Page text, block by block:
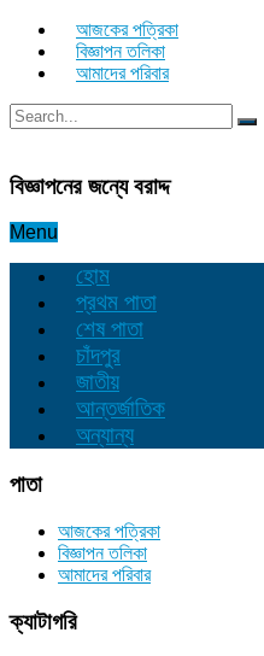
আজকের পত্রিকা
বিজ্ঞাপন তলিকা
আমাদের পরিবার
বিজ্ঞাপনের জন্যে বরাদ্দ
Menu
হোম
প্রথম পাতা
শেষ পাতা
চাঁদপুর
জাতীয়
আন্তর্জাতিক
অন্যান্য
পাতা
আজকের পত্রিকা
বিজ্ঞাপন তলিকা
আমাদের পরিবার
ক্যাটাগরি